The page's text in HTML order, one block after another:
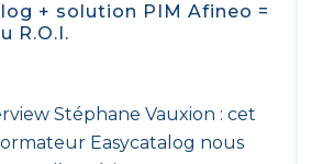
+ solution PIM Afineo =
R.O.I.
Stéphane Vauxion : cet
Easycatalog nous